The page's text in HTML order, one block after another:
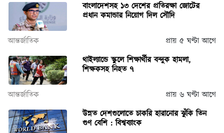
বাংলাদেশসহ ১৩ দেশের প্রতিরক্ষা জোটের
প্রধান কমান্ডার নিয়োগ দিল সৌদি
আন্তর্জাতিক
প্রায় ৫ ঘণ্টা আগে
থাইল্যান্ডে স্কুলে শিক্ষার্থীর বন্দুক হামলা,
শিক্ষকসহ নিহত ৭
আন্তর্জাতিক
প্রায় ৬ ঘণ্টা আগে
উন্নত দেশগুলোতে চাকরি হারানোর ঝুঁকি তিন
গুণ বেশি : বিশ্বব্যাংক